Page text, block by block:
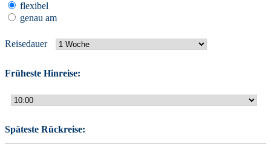
flexibel
genau am
Reisedauer
Früheste Hinreise:
Späteste Rückreise: